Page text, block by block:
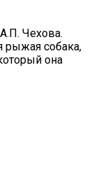
Чехова.
рыжая собака,
она